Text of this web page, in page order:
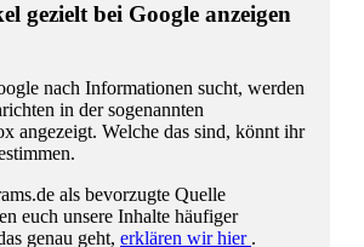
gezielt bei Google anzeigen
nach Informationen sucht, werden
in der sogenannten
angezeigt. Welche das sind, könnt ihr
als bevorzugte Quelle
euch unsere Inhalte häufiger
genau geht, erklären wir hier .